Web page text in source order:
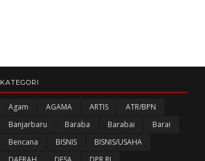
KATEGORI
Agam AGAMA ARTIS
ATR/BPN
Banjarbaru
Baraba Barabai
Barai
Bencana
BISNIS
BISNIS/USAHA